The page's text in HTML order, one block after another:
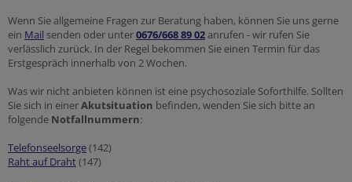
Wenn Sie allgemeine Fragen zur Beratung haben, können Sie uns gerne
ein Mail senden oder unter0676/668 89 02anrufen - wir rufen Sie
verlässlich zurück. In der Regel bekommen Sie einen Termin für das
Erstgespräch innerhalb von 2 Wochen.
Was wir nicht anbieten können ist eine psychosoziale Soforthilfe. Sollten
Sie sich in einerAkutsituation befinden, wenden Sie sich bitte an
folgende Notfallnummern:
Telefonseelsorge(142)
Raht auf Draht(147)